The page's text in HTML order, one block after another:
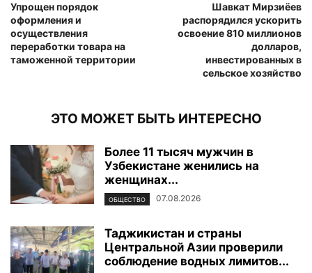
Упрощен порядок
оформления и
осуществления
переработки товара на
таможенной территории
Шавкат Мирзиёев
распорядился ускорить
освоение 810 миллионов
долларов,
инвестированных в
сельское хозяйство
ЭТО МОЖЕТ БЫТЬ ИНТЕРЕСНО
Более 11 тысяч мужчин в
Узбекистане женились на
женщинах...
ОБЩЕСТВО 07.08.2026
Таджикистан и страны
Центральной Азии проверили
соблюдение водных лимитов...